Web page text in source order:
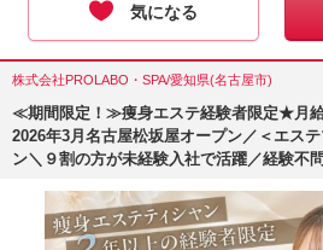
気になる
株式会社PROLABO・SPA/愛知県(名古屋市)
≪期間限定！≫痩身エステ経験者限定★月給
2026年3月名古屋松坂屋オープン／＜エス
ン＼９割の方が未経験入社で活躍／経験不